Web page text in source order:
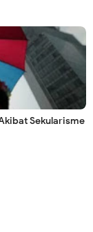
Sekularisme